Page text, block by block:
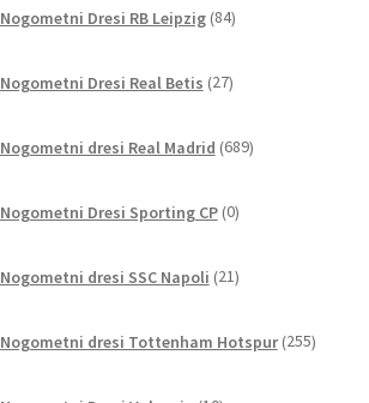
Nogometni Dresi RB Leipzig 84izdelkov
Nogometni Dresi Real Betis 27izdelkov
Nogometni dresi Real Madrid 689izdelkov
Nogometni Dresi Sporting CP 0izdelkov
Nogometni dresi SSC Napoli 21izdelkov
Nogometni dresi Tottenham Hotspur 255